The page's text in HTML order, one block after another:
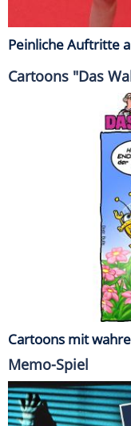
Peinliche Auftritte
Cartoons "Das
Cartoons mit
Memo-Spiel